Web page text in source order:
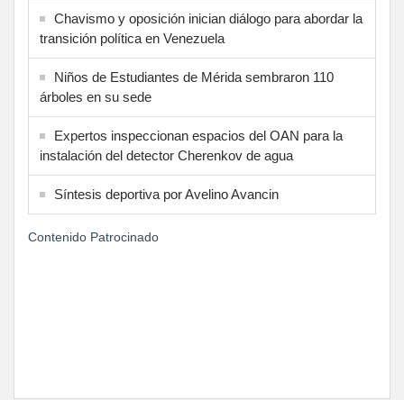
Chavismo y oposición inician diálogo para abordar la
transición política en Venezuela
Niños de Estudiantes de Mérida sembraron 110
árboles en su sede
Expertos inspeccionan espacios del OAN para la
instalación del detector Cherenkov de agua
Síntesis deportiva por Avelino Avancin
Contenido Patrocinado